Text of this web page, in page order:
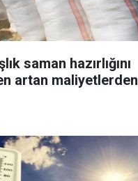
saman hazırlığını
artan maliyetlerden